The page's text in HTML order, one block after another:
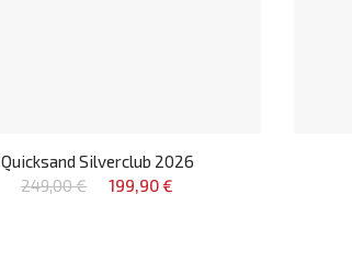
Quicksand Silverclub 2026
249,00 €
199,90 €